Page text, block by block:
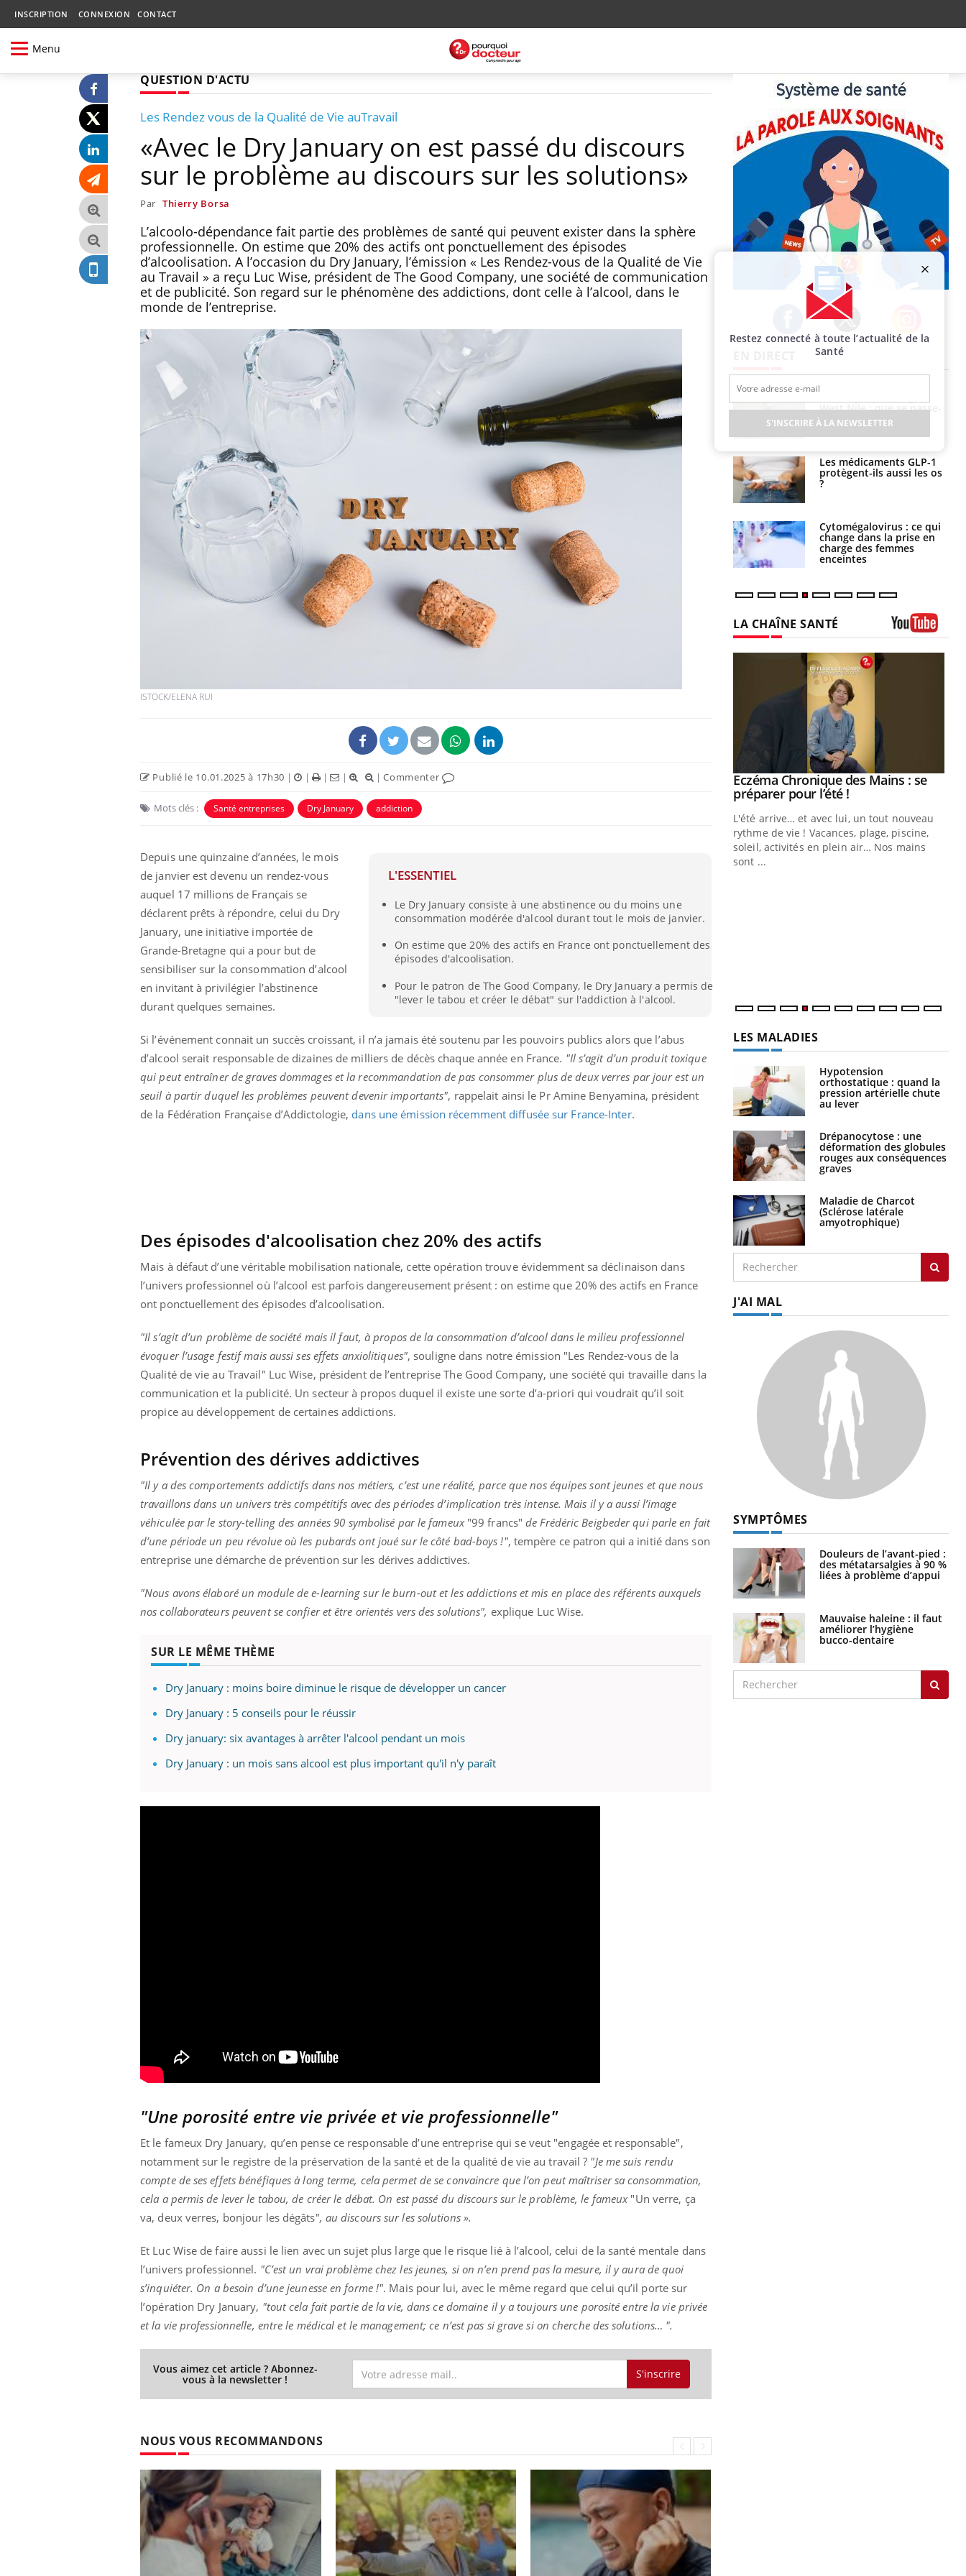
INSCRIPTION CONNEXION CONTACT
Menu
QUESTION D'ACTU
Les Rendez vous de la Qualité de Vie auTravail
«Avec le Dry January on est passé du discours
sur le problème au discours sur les solutions»
Par Thierry Borsa
L’alcoolo-dépendance fait partie des problèmes de santé qui peuvent exister dans la sphère
professionnelle. On estime que 20% des actifs ont ponctuellement des épisodes
d’alcoolisation. A l’occasion du Dry January, l’émission « Les Rendez-vous de la Qualité de Vie
au Travail » a reçu Luc Wise, président de The Good Company, une société de communication
et de publicité. Son regard sur le phénomène des addictions, dont celle à l’alcool, dans le
monde de l’entreprise.
ISTOCK/ELENA RUI
Publié le 10.01.2025 à 17h30 | | | | |Commenter
Mots clés : Santé entreprises Dry January addiction
L'ESSENTIEL
Le Dry January consiste à une abstinence ou du moins une
consommation modérée d'alcool durant tout le mois de janvier.
On estime que 20% des actifs en France ont ponctuellement des
épisodes d'alcoolisation.
Pour le patron de The Good Company, le Dry January a permis de
"lever le tabou et créer le débat" sur l'addiction à l'alcool.
Depuis une quinzaine d’années, le mois
de janvier est devenu un rendez-vous
auquel 17 millions de Français se
déclarent prêts à répondre, celui du Dry
January, une initiative importée de
Grande-Bretagne qui a pour but de
sensibiliser sur la consommation d’alcool
en invitant à privilégier l’abstinence
durant quelques semaines.
Si l’événement connait un succès croissant, il n’a jamais été soutenu par les pouvoirs publics alors que l’abus
d’alcool serait responsable de dizaines de milliers de décès chaque année en France. "Il s’agit d’un produit toxique
qui peut entraîner de graves dommages et la recommandation de pas consommer plus de deux verres par jour est un
seuil à partir duquel les problèmes peuvent devenir importants", rappelait ainsi le Pr Amine Benyamina, président
de la Fédération Française d’Addictologie, dans une émission récemment diffusée sur France-Inter.
Des épisodes d'alcoolisation chez 20% des actifs
Mais à défaut d’une véritable mobilisation nationale, cette opération trouve évidemment sa déclinaison dans
l’univers professionnel où l’alcool est parfois dangereusement présent : on estime que 20% des actifs en France
ont ponctuellement des épisodes d’alcoolisation.
"Il s’agit d’un problème de société mais il faut, à propos de la consommation d’alcool dans le milieu professionnel
évoquer l’usage festif mais aussi ses effets anxiolitiques", souligne dans notre émission "Les Rendez-vous de la
Qualité de vie au Travail" Luc Wise, président de l’entreprise The Good Company, une société qui travaille dans la
communication et la publicité. Un secteur à propos duquel il existe une sorte d’a-priori qui voudrait qu’il soit
propice au développement de certaines addictions.
Prévention des dérives addictives
"Il y a des comportements addictifs dans nos métiers, c’est une réalité, parce que nos équipes sont jeunes et que nous
travaillons dans un univers très compétitifs avec des périodes d’implication très intense. Mais il y a aussi l’image
véhiculée par le story-telling des années 90 symbolisé par le fameux "99 francs" de Frédéric Beigbeder qui parle en fait
d’une période un peu révolue où les pubards ont joué sur le côté bad-boys !", tempère ce patron qui a initié dans son
entreprise une démarche de prévention sur les dérives addictives.
"Nous avons élaboré un module de e-learning sur le burn-out et les addictions et mis en place des référents auxquels
nos collaborateurs peuvent se confier et être orientés vers des solutions", explique Luc Wise.
SUR LE MÊME THÈME
Dry January : moins boire diminue le risque de développer un cancer
Dry January : 5 conseils pour le réussir
Dry january: six avantages à arrêter l'alcool pendant un mois
Dry January : un mois sans alcool est plus important qu'il n'y paraît
"Une porosité entre vie privée et vie professionnelle"
Et le fameux Dry January, qu’en pense ce responsable d’une entreprise qui se veut "engagée et responsable",
notamment sur le registre de la préservation de la santé et de la qualité de vie au travail ? "Je me suis rendu
compte de ses effets bénéfiques à long terme, cela permet de se convaincre que l’on peut maîtriser sa consommation,
cela a permis de lever le tabou, de créer le débat. On est passé du discours sur le problème, le fameux "Un verre, ça
va, deux verres, bonjour les dégâts", au discours sur les solutions ».
Et Luc Wise de faire aussi le lien avec un sujet plus large que le risque lié à l’alcool, celui de la santé mentale dans
l’univers professionnel. "C’est un vrai problème chez les jeunes, si on n’en prend pas la mesure, il y aura de quoi
s’inquiéter. On a besoin d’une jeunesse en forme !". Mais pour lui, avec le même regard que celui qu’il porte sur
l’opération Dry January, "tout cela fait partie de la vie, dans ce domaine il y a toujours une porosité entre la vie privée
et la vie professionnelle, entre le médical et le management; ce n’est pas si grave si on cherche des solutions… ".
Vous aimez cet article ? Abonnez-
vous à la newsletter ! S'inscrire
NOUS VOUS RECOMMANDONS
Facebook Twitter Instagram
Bébés, jeunes enfants :
quelle trousse à
pharmacie pour les
vacances ?
Syndrome métabolique :
quels sont les meilleurs
exercices physiques ?
Comment éviter une otite
pendant les vacances ?
Hantavirus : un cas
détecté chez un touriste
en France
rapport s’interroge sur
son taux élevé en France
Grossesse à risque : ce jus
naturel attire l'attention
des chercheurs
Comment oublier les
écrans en vacances ?
basque
West Nile : que se passe-
t-il dans le sud de la
France ?
Les médicaments GLP-1
protègent-ils aussi les os
?
Cytomégalovirus : ce qui
change dans la prise en
charge des femmes
enceintes
LA CHAÎNE SANTÉ
Eczéma Chronique des Mains :
Il y a des sujets qui sont faciles à aborder...
Youtube
Carence en fer : comprendre pour
Fatigue, irritabilité, brouillard mental ou
...
Youtube
Eczéma Chronique des Mains : se
préparer pour l’été !Youtube
L'été arrive… et avec lui, un tout nouveau
rythme de vie ! Vacances, plage, piscine,
soleil, activités en plein air… Nos mains
sont ...
LES MALADIES
Hypotension
orthostatique : quand la
pression artérielle chute
au lever
Drépanocytose : une
déformation des globules
rouges aux conséquences
graves
Maladie de Charcot
(Sclérose latérale
amyotrophique)
J'AI MAL
SYMPTÔMES
Douleurs de l’avant-pied :
des métatarsalgies à 90 %
liées à problème d’appui
Mauvaise haleine : il faut
améliorer l’hygiène
bucco-dentaire
Restez connecté à toute l’actualité de la
Santé
S'INSCRIRE À LA NEWSLETTER